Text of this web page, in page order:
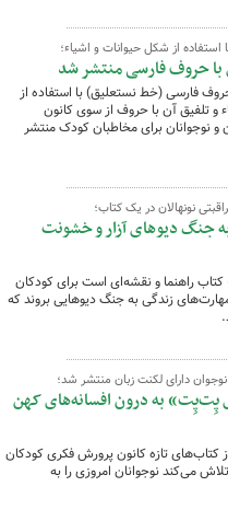
از شکل حیوانات و اشیاء؛
حروف فارسی منتشر شد
فارسی (خط نستعلیق) با استفاده از
و تلفیق آن با حروف از سوی کانون
نوجوانان برای مخاطبان کودک منتشر
نونهالان در یک کتاب؛
جنگ دیوهای آزار و خشونت
کتاب راهنما و نقشه‌ای است برای کودکان
مهارت‌های زندگی به جنگ دیوهایی بروند که
دارای لکنت زبان منتشر شد؛
پِت‌پِت» به درون افسانه‌های کهن
تازه کانون پرورش فکری کودکان
می‌کند نوجوانان امروزی را به